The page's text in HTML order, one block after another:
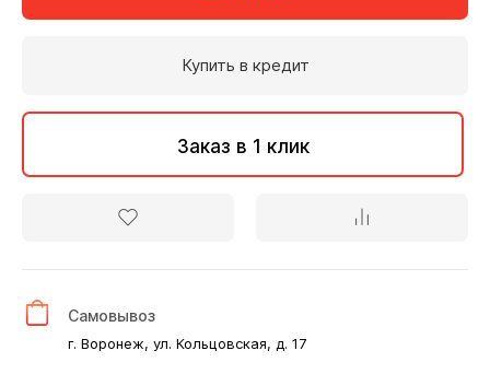
Купить в кредит
Заказ в 1 клик
Самовывоз
г. Воронеж, ул. Кольцовская, д. 17